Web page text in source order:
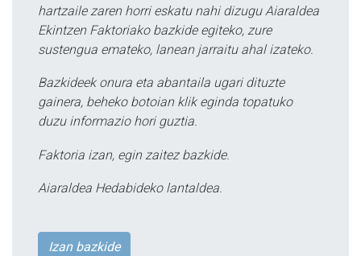
hartzaile zaren horri eskatu nahi dizugu Aiaraldea
Ekintzen Faktoriako bazkide egiteko, zure
sustengua emateko, lanean jarraitu ahal izateko.
Bazkideek onura eta abantaila ugari dituzte
gainera, beheko botoian klik eginda topatuko
duzu informazio hori guztia.
Faktoria izan, egin zaitez bazkide.
Aiaraldea Hedabideko lantaldea.
Izan bazkide